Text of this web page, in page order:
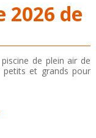
de
de plein air de
petits et grands pour